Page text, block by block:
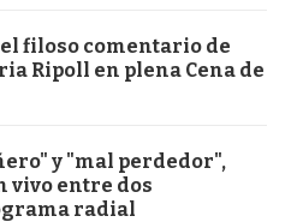
el filoso comentario de
Ripoll en plena Cena de
y "mal perdedor",
vivo entre dos
radial